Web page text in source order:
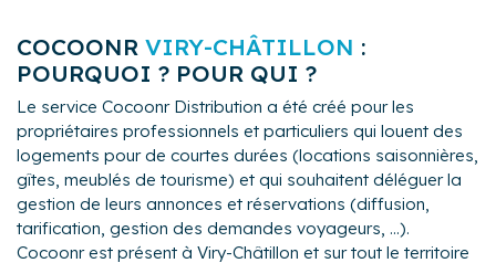
COCOONR VIRY-CHÂTILLON :
POURQUOI ? POUR QUI ?
Le service Cocoonr Distribution a été créé pour les
propriétaires professionnels et particuliers qui louent des
logements pour de courtes durées (locations saisonnières,
gîtes, meublés de tourisme) et qui souhaitent déléguer la
gestion de leurs annonces et réservations (diffusion,
tarification, gestion des demandes voyageurs, ...).
Cocoonr est présent à Viry-Châtillon et sur tout le territoire